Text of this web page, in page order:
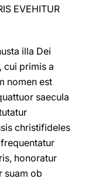
EVEHITUR
illa Dei
cui primis a
nomen est
saecula
christifideles
honoratur
suam ob